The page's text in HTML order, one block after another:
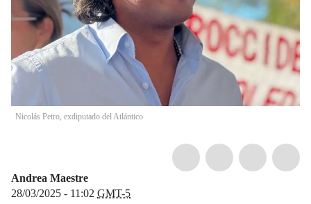
Nicolás Petro, exdiputado del Atlántico
Andrea Maestre
28/03/2025 - 11:02 GMT-5